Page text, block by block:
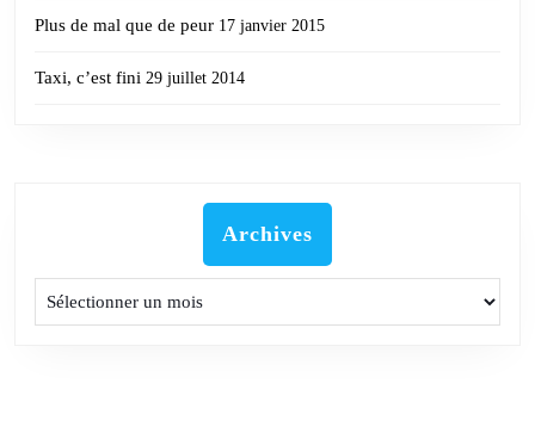
Plus de mal que de peur 17 janvier 2015
Taxi, c’est fini 29 juillet 2014
Archives